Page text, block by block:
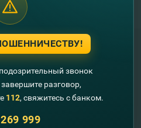
является членом
депозитов
Молдова
звонок
разговор,
112, свяжитесь с банком.
999